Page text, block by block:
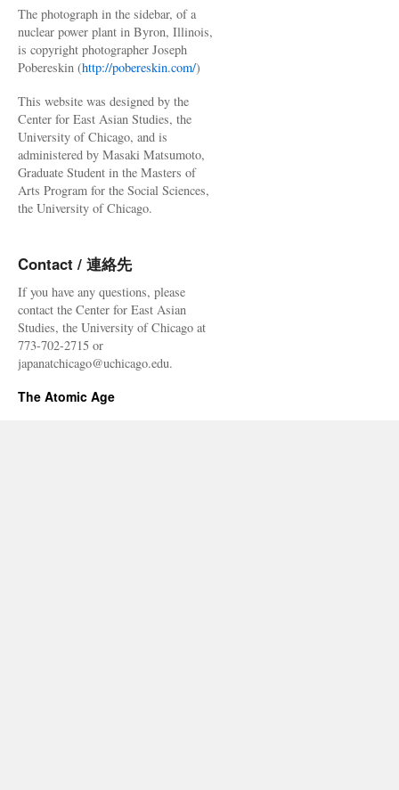
The photograph in the sidebar, of a
nuclear power plant in Byron, Illinois,
is copyright photographer Joseph
Pobereskin (http://pobereskin.com/)
This website was designed by the
Center for East Asian Studies, the
University of Chicago, and is
administered by Masaki Matsumoto,
Graduate Student in the Masters of
Arts Program for the Social Sciences,
the University of Chicago.
Contact / 連絡先
If you have any questions, please
contact the Center for East Asian
Studies, the University of Chicago at
773-702-2715 or
japanatchicago@uchicago.edu.
The Atomic Age